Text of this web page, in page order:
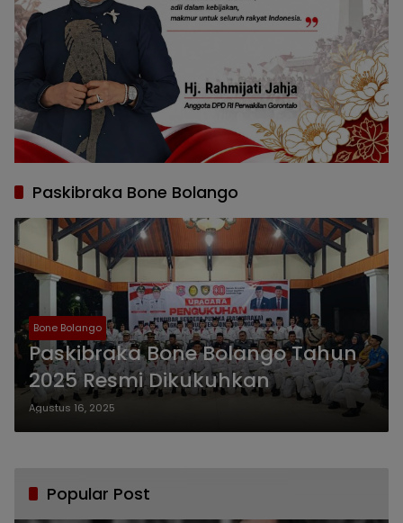
Paskibraka Bone Bolango
Bone Bolango
Paskibraka Bone Bolango Tahun
2025 Resmi Dikukuhkan
Agustus 16, 2025
Popular Post